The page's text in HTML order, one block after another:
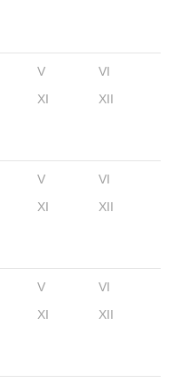
V
VI
XI XII
V
VI
XI XII
V
VI
XI XII